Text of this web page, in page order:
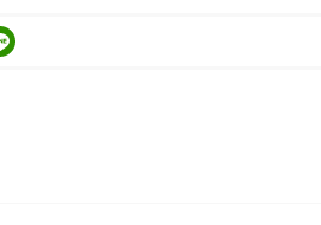
覆す革新的なアイデアでクリプトレンデ